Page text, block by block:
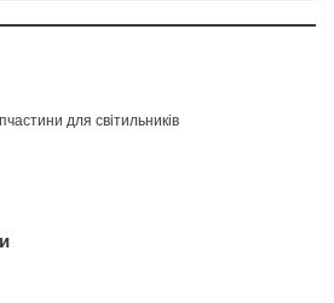
для світильників